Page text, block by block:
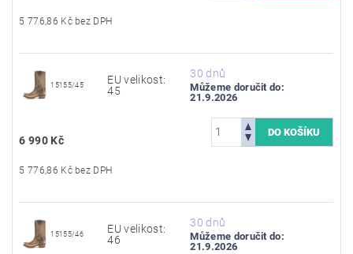
5 776,86 Kč bez DPH
15155/45
EU velikost:
45
30 dnů
Můžeme doručit do:
21.9.2026
6 990 Kč
5 776,86 Kč bez DPH
15155/46
EU velikost:
46
30 dnů
Můžeme doručit do:
21.9.2026